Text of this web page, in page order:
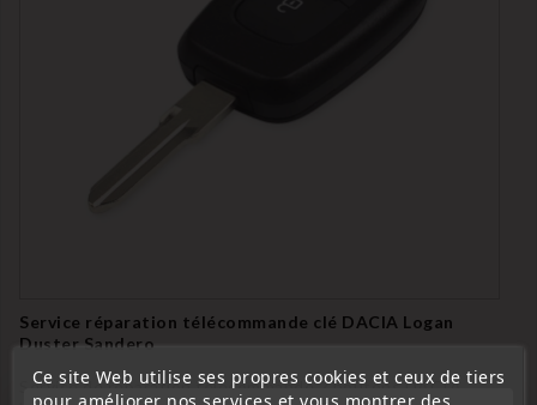
Service réparation télécommande clé DACIA Logan
Duster Sandero
Service de réparation télécommande 2 boutons DACIA
Ce site Web utilise ses propres cookies et ceux de tiers